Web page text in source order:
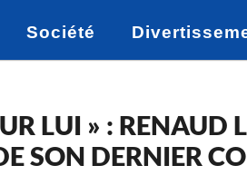
Société
LUI » : RENAUD
SON DERNIER